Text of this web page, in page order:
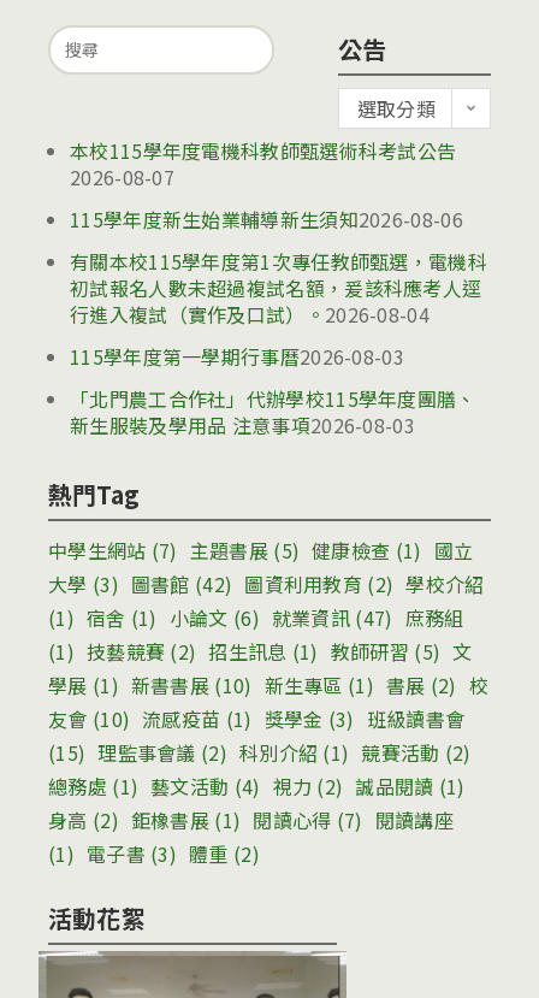
Search
for:
公告
告
選取分類
本校115學年度電機科教師甄選術科考試公告
2026-08-07
115學年度新生始業輔導新生須知2026-08-06
有關本校115學年度第1次專任教師甄選，電機科
初試報名人數未超過複試名額，爰該科應考人逕
行進入複試（實作及口試）。 2026-08-04
115學年度第一學期行事曆2026-08-03
「北門農工合作社」代辦學校115學年度團膳、
新生服裝及學用品 注意事項2026-08-03
熱門Tag
中學生網站 (7) 主題書展(5) 健康檢查 (1) 國立
大學 (3) 圖書館 (42) 圖資利用教育 (2) 學校介紹
(1) 宿舍 (1) 小論文 (6) 就業資訊 (47) 庶務組
(1) 技藝競賽 (2) 招生訊息 (1) 教師研習 (5) 文
學展 (1) 新書書展 (10) 新生專區 (1) 書展 (2) 校
友會 (10) 流感疫苗 (1) 獎學金 (3) 班級讀書會
(15) 理監事會議 (2) 科別介紹 (1) 競賽活動 (2)
總務處 (1) 藝文活動 (4) 視力 (2) 誠品閱讀 (1)
身高 (2) 鉅橡書展 (1) 閱讀心得 (7) 閱讀講座
(1) 電子書 (3) 體重 (2)
活動花絮